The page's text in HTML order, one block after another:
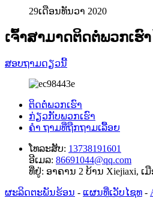
29ເດືອນທັນວາ 2020
ເຈົ້າສາມາດຕິດຕໍ່ພວກເຮົ
ສອບຖາມດຽວນີ້
ຕິດ​ຕໍ່​ພວກ​ເຮົາ
ກ່ຽວ​ກັບ​ພວກ​ເຮົາ
ຄຳ ຖາມທີ່ຖືກຖາມເລື້ອຍ
ໂທລະສັບ: 13738191601
ອີເມລ: 86691044@qq.com
ທີ່ຢູ່: ອາຄານ 2 ບ້ານ Xiejiaxi, ເມື
ຜະລິດຕະພັນຮ້ອນ - ແຜນທີ່ເວັບໄຊທ -